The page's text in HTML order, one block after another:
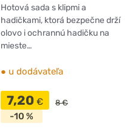
Hotová sada s klipmi a
hadičkami, ktorá bezpečne drží
olovo i ochrannú hadičku na
mieste…
● u dodávateľa
7,20 € 8 €
-10 %